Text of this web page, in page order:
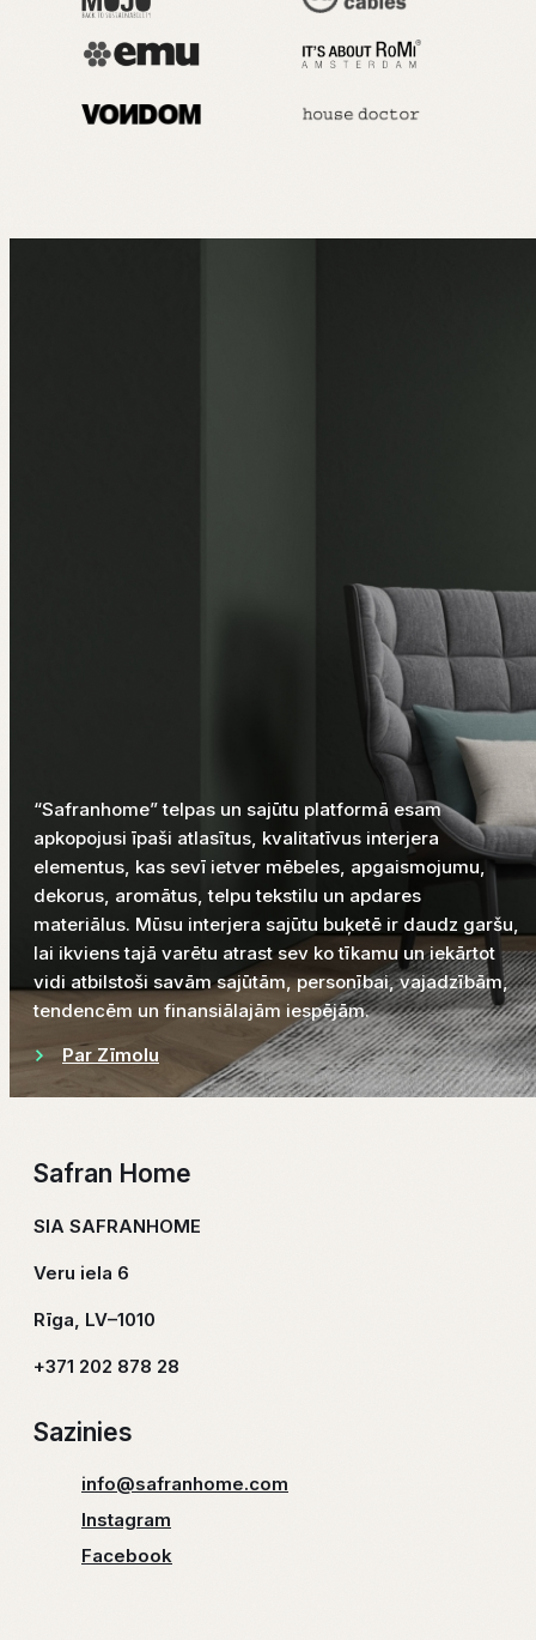
“Safranhome” telpas un sajūtu platformā esam
apkopojusi īpaši atlasītus, kvalitatīvus interjera
elementus, kas sevī ietver mēbeles, apgaismojumu,
dekorus, aromātus, telpu tekstilu un apdares
materiālus. Mūsu interjera sajūtu buķetē ir daudz garšu,
lai ikviens tajā varētu atrast sev ko tīkamu un iekārtot
vidi atbilstoši savām sajūtām, personībai, vajadzībām,
tendencēm un finansiālajām iespējām.
Par Zīmolu
Safran Home
SIA SAFRANHOME
Veru iela 6
Rīga, LV–1010
+371 202 878 28
Sazinies
info@safranhome.com
Instagram
Facebook